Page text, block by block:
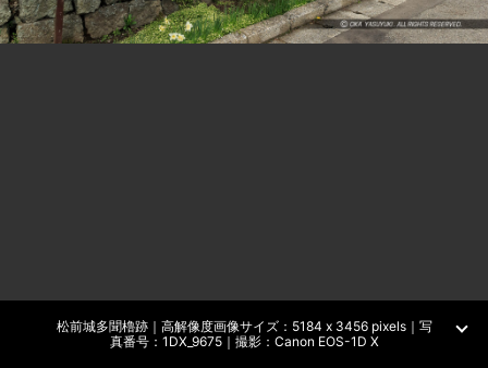
松前城多聞櫓跡｜高解像度画像サイズ：5184 x 3456 pixels｜写
真番号：1DX_9675｜撮影：Canon EOS-1D X